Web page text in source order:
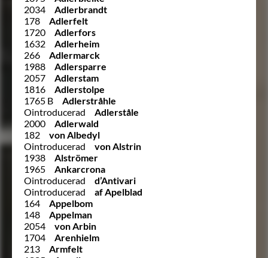
2034
Adlerbrandt
178
Adlerfelt
1720
Adlerfors
1632
Adlerheim
266
Adlermarck
1988
Adlersparre
2057
Adlerstam
1816
Adlerstolpe
1765 B
Adlerstråhle
Ointroducerad
Adlerståle
2000
Adlerwald
182
von Albedyl
Ointroducerad
von Alstrin
1938
Alströmer
1965
Ankarcrona
Ointroducerad
d’Antivari
Ointroducerad
af Apelblad
164
Appelbom
148
Appelman
2054
von Arbin
1704
Arenhielm
213
Armfelt